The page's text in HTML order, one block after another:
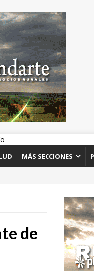
MÁS SECCIONES
de